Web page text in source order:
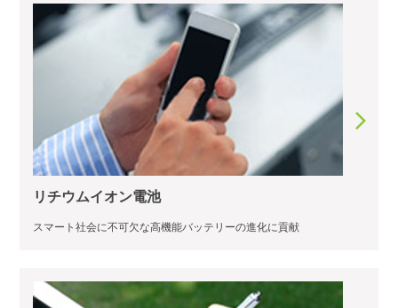
リチウムイオン電池
スマート社会に不可欠な高機能バッテリーの進化に貢献